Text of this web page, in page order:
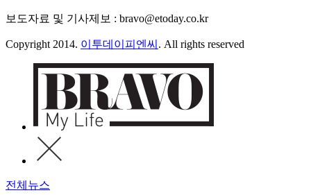
보도자료 및 기사제보 : bravo@etoday.co.kr
Copyright 2014. 이투데이피엔씨 . All rights reserved
전체뉴스